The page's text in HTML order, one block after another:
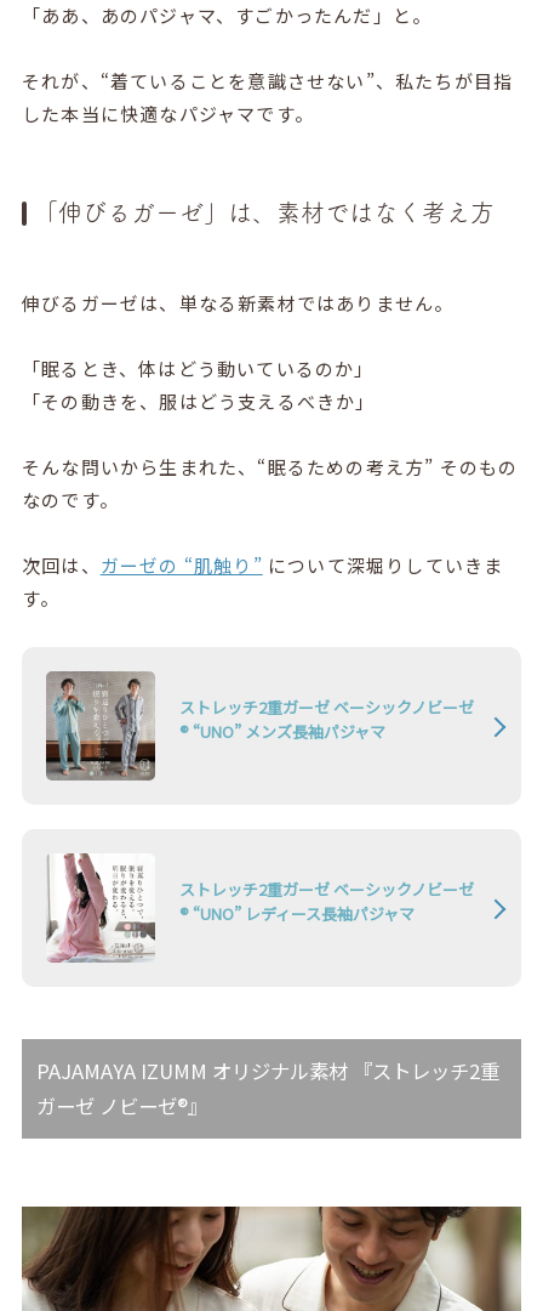
「ああ、あのパジャマ、すごかったんだ」と。
それが、“着ていることを意識させない”、私たちが目指
した本当に快適なパジャマです。
「伸びるガーゼ」は、素材ではなく考え方
伸びるガーゼは、単なる新素材ではありません。
「眠るとき、体はどう動いているのか」
「その動きを、服はどう支えるべきか」
そんな問いから生まれた、“眠るための考え方” そのもの
なのです。
次回は、 ガーゼの “肌触り” について深堀りしていきま
す。
ストレッチ2重ガーゼ ベーシックノビーゼ
® “UNO” メンズ長袖パジャマ
ストレッチ2重ガーゼ ベーシックノビーゼ
® “UNO” レディース長袖パジャマ
PAJAMAYA IZUMM オリジナル素材 『ストレッチ2重
ガーゼ ノビーゼ®』